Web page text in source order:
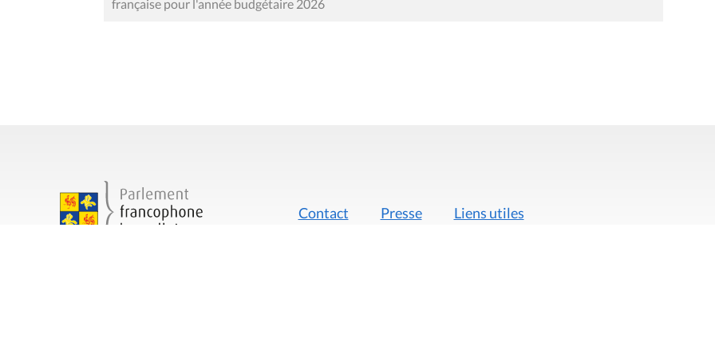
française pour l'année budgétaire 2026
Contact Presse Liens utiles